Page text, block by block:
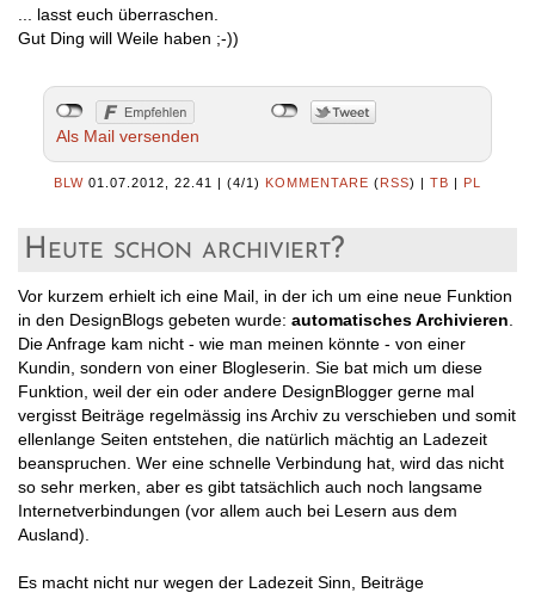
... lasst euch überraschen.
Gut Ding will Weile haben ;-))
Als Mail versenden
BLW 01.07.2012, 22.41 | (4/1) KOMMENTARE (RSS) | TB | PL
Heute schon archiviert?
Vor kurzem erhielt ich eine Mail, in der ich um eine neue Funktion
in den DesignBlogs gebeten wurde: automatisches Archivieren
Die Anfrage kam nicht - wie man meinen könnte - von einer
Kundin, sondern von einer Blogleserin. Sie bat mich um diese
Funktion, weil der ein oder andere DesignBlogger gerne mal
vergisst Beiträge regelmässig ins Archiv zu verschieben und somit
ellenlange Seiten entstehen, die natürlich mächtig an Ladezeit
beanspruchen. Wer eine schnelle Verbindung hat, wird das nicht
so sehr merken, aber es gibt tatsächlich auch noch langsame
Internetverbindungen (vor allem auch bei Lesern aus dem
Ausland).
Es macht nicht nur wegen der Ladezeit Sinn, Beiträge